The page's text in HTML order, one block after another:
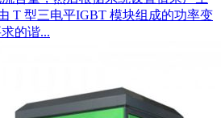
T 型三电平IGBT 模块组成的功率变
的谐...